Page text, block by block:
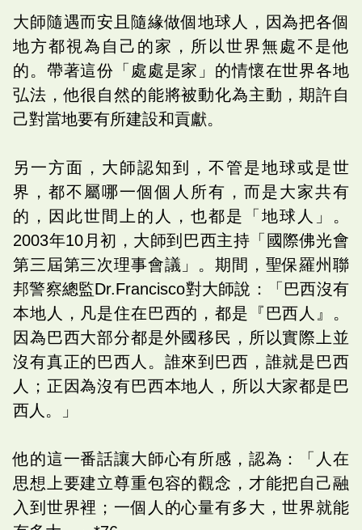
大師隨遇而安且隨緣做個地球人，因為把各個
地方都視為自己的家，所以世界無處不是他
的。帶著這份「處處是家」的情懷在世界各地
弘法，他很自然的能將被動化為主動，期許自
己對當地要有所建設和貢獻。
另一方面，大師認知到，不管是地球或是世
界，都不屬哪一個個人所有，而是大家共有
的，因此世間上的人，也都是「地球人」。
2003年10月初，大師到巴西主持「國際佛光會
第三屆第三次理事會議」。期間，聖保羅州聯
邦警察總監Dr.Francisco對大師說：「巴西沒有
本地人，凡是住在巴西的，都是『巴西人』。
因為巴西大部分都是外國移民，所以實際上並
沒有真正的巴西人。誰來到巴西，誰就是巴西
人；正因為沒有巴西本地人，所以大家都是巴
西人。」
他的這一番話讓大師心有所感，認為：「人在
思想上要建立尊重包容的觀念，才能把自己融
入到世界裡；一個人的心量有多大，世界就能